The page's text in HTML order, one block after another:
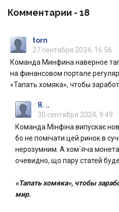
Комментарии - 18
torn
27 сентября 2024, 16:56
Команда Минфина наверное
на финансовом портале
«Тапать хомяка», чтобы
Я. ..
30 сентября 2024, 9:49
Команда Мінфіна випускає
бо не помічати цей ринок в
нерозумним. А хом`яча
очевидно, що пару статей
«Тапать хомяка», чтобы
мир.